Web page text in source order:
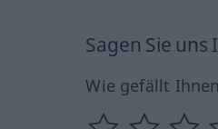
Sagen Sie
Wie gefällt